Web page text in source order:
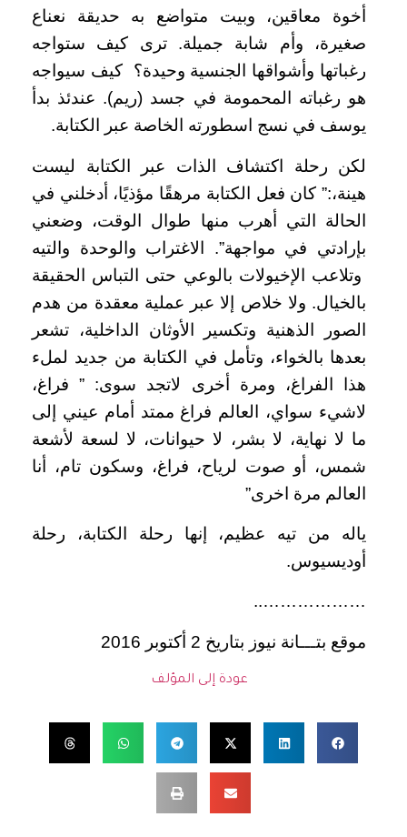
أخوة معاقين، وبيت متواضع به حديقة نعناع
صغيرة، وأم شابة جميلة. ترى كيف ستواجه
رغباتها وأشواقها الجنسية وحيدة؟ كيف سيواجه
هو رغباته المحمومة في جسد (ريم). عندئذ بدأ
يوسف في نسج اسطورته الخاصة عبر الكتابة.
لكن رحلة اكتشاف الذات عبر الكتابة ليست
هينة،:” كان فعل الكتابة مرهقًا مؤذيًا، أدخلني في
الحالة التي أهرب منها طوال الوقت، وضعني
بإرادتي في مواجهة”. الاغتراب والوحدة والتيه
وتلاعب الإخيولات بالوعي حتى التباس الحقيقة
بالخيال. ولا خلاص إلا عبر عملية معقدة من هدم
الصور الذهنية وتكسير الأوثان الداخلية، تشعر
بعدها بالخواء، وتأمل في الكتابة من جديد لملء
هذا الفراغ، ومرة أخرى لاتجد سوى: ” فراغ،
لاشيء سواي، العالم فراغ ممتد أمام عيني إلى
ما لا نهاية، لا بشر، لا حيوانات، لا لسعة لأشعة
شمس، أو صوت لرياح، فراغ، وسكون تام، أنا
العالم مرة اخرى”
ياله من تيه عظيم، إنها رحلة الكتابة، رحلة
أوديسيوس.
………………..
موقع بتـــانة نيوز بتاريخ 2 أكتوبر 2016
عودة إلى المؤلف